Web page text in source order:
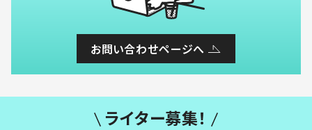
お問い合わせページへ
ライター募集！